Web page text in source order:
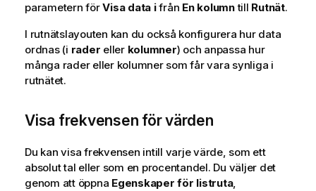
parametern förVisa data ifrån En kolumntill Rutnät.
I rutnätslayouten kan du också konfigurera hur data
ordnas (i rader eller kolumner) och anpassa hur
många rader eller kolumner som får vara synliga i
rutnätet.
Visa frekvensen för värden
Du kan visa frekvensen intill varje värde, som ett
absolut tal eller som en procentandel. Du väljer det
genom att öppna Egenskaper för listruta,